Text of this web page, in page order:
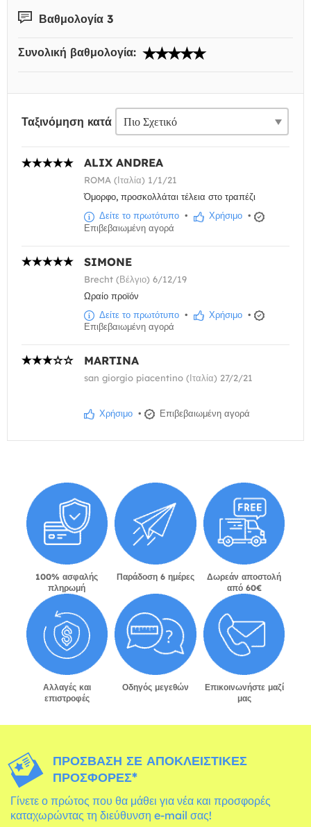
Βαθμολογία 3
Συνολική βαθμολογία:
Ταξινόμηση κατά
ALIX ANDREA
ROMA (Ιταλία) 1/1/21
Όμορφο, προσκολλάται τέλεια στο τραπέζι
Δείτε το πρωτότυπο • Χρήσιμο •
Επιβεβαιωμένη αγορά
SIMONE
Brecht (Βέλγιο) 6/12/19
Ωραίο προϊόν
Δείτε το πρωτότυπο • Χρήσιμο •
Επιβεβαιωμένη αγορά
MARTINA
san giorgio piacentino (Ιταλία) 27/2/21
Χρήσιμο • Επιβεβαιωμένη αγορά
100% ασφαλής
πληρωμή
Παράδοση 6 ημέρες
Δωρεάν αποστολή
από 60€
Αλλαγές και
επιστροφές
Οδηγός μεγεθών
Επικοινωνήστε μαζί
μας
ΠΡΌΣΒΑΣΗ ΣΕ ΑΠΟΚΛΕΙΣΤΙΚΈΣ
ΠΡΟΣΦΟΡΈΣ*
Γίνετε ο πρώτος που θα μάθει για νέα και προσφορές
καταχωρώντας τη διεύθυνση e-mail σας!